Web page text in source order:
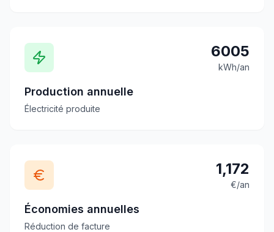
6005
kWh/an
Production annuelle
Électricité produite
1,172
€/an
Économies annuelles
Réduction de facture